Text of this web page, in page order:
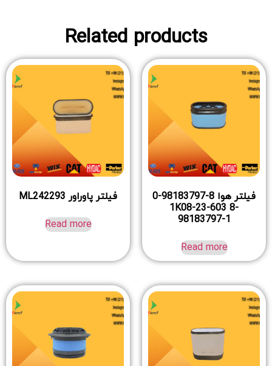
Related products
فیلتر هوا 8-98183797-0
1K08-23-603 8-
98183797-1
Read more
فیلتر پاوراور ML242293
Read more